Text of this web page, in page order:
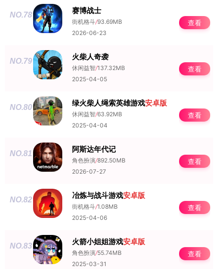
NO.78 赛博战士
街机格斗/93.69MB
2026-06-23
查看
NO.79 火柴人奇袭
休闲益智/137.32MB
2025-04-05
查看
NO.80 绿火柴人绳索英雄游戏安卓版
休闲益智/63.92MB
2025-04-04
查看
NO.81 阿斯达年代记
角色扮演/892.50MB
2026-07-27
查看
NO.82 冶炼与战斗游戏安卓版
街机格斗/1.08MB
2025-04-06
查看
NO.83 火箭小姐姐游戏安卓版
角色扮演/55.74MB
2025-03-31
查看